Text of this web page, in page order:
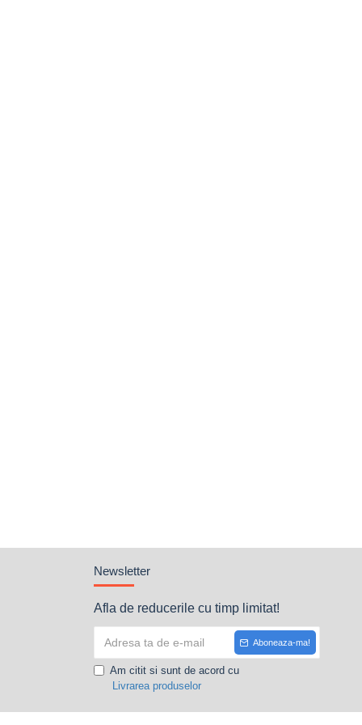
Newsletter
Afla de reducerile cu timp limitat!
Aboneaza-ma!
Am citit si sunt de acord cu
Livrarea produselor